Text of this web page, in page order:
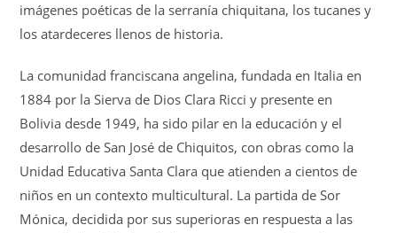
imágenes poéticas de la serranía chiquitana, los tucanes y
los atardeceres llenos de historia.
La comunidad franciscana angelina, fundada en Italia en
1884 por la Sierva de Dios Clara Ricci y presente en
Bolivia desde 1949, ha sido pilar en la educación y el
desarrollo de San José de Chiquitos, con obras como la
Unidad Educativa Santa Clara que atienden a cientos de
niños en un contexto multicultural. La partida de Sor
Mónica, decidida por sus superioras en respuesta a las